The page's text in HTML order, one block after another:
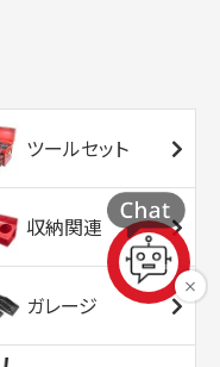
ツールセット
収納関連
ガレージ